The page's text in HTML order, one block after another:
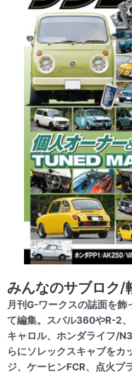
みんなのサブロク/
月刊G-ワークスの誌面を
て編集。スバル360やR-2
キャロル、ホンダライフ/
らにソレックスキャブをカ
ジ、ケーヒンFCR、点火プ